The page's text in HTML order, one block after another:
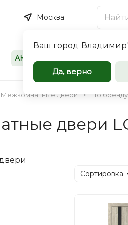
Москва
Ваш город
Да, верно
АКЦИИ
Межкомнатные двери По бренду
двери
Сортировка
входные
организации,
индивидуальных